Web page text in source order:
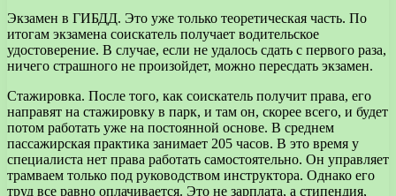
Экзамен в ГИБДД. Это уже только теоретическая часть. По
итогам экзамена соискатель получает водительское
удостоверение. В случае, если не удалось сдать с первого раза,
ничего страшного не произойдет, можно пересдать экзамен.
Стажировка. После того, как соискатель получит права, его
направят на стажировку в парк, и там он, скорее всего, и будет
потом работать уже на постоянной основе. В среднем
пассажирская практика занимает 205 часов. В это время у
специалиста нет права работать самостоятельно. Он управляет
трамваем только под руководством инструктора. Однако его
труд все равно оплачивается. Это не зарплата, а стипендия,